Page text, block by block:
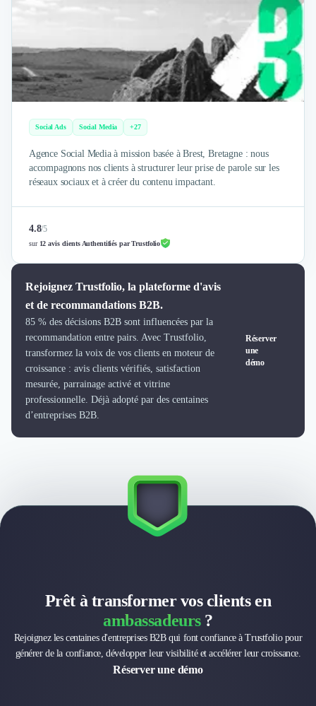
Influence Marketing
Veille commerciale
Photographie
Salons
Études Marketing
Présentations PowerPoint
SMS Marketing
Email Marketing
Data Marketing
Logiciel Marketing
Expertise Comptable
Subventions & Aides
Levée de fonds
Droit des Affaires
Externalisation Administrative
Direction Financière Externalisée (DAF)
Transactions Services
Restructuring
Droit Commercial
Droit du Travail
Propriété Intellectuelle (IP/IT)
Banque
Due Diligence
Audit
Développement Web
Internet of Things (IoT)
Design Industriel
Packaging & Emballages
Social Ads Social Media +27
Agence Social Media à mission basée à Brest, Bretagne : nous
accompagnons nos clients à structurer leur prise de parole sur les
réseaux sociaux et à créer du contenu impactant.
4.8/5
sur 12 avis clients Authentifiés par Trustfolio
Rejoignez Trustfolio, la plateforme d'avis
et de recommandations B2B.
85 % des décisions B2B sont influencées par la
recommandation entre pairs. Avec Trustfolio,
transformez la voix de vos clients en moteur de
croissance : avis clients vérifiés, satisfaction
mesurée, parrainage activé et vitrine
professionnelle. Déjà adopté par des centaines
d’entreprises B2B.
Réserver
une
démo
Prêt à transformer vos clients en
ambassadeurs?
Rejoignez les centaines d'entreprises B2B qui font confiance à Trustfolio pour
générer de la confiance, développer leur visibilité et accélérer leur croissance.
Réserver une démo